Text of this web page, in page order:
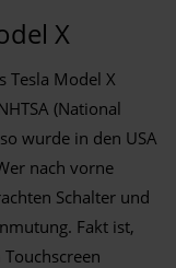
X
Tesla Model X
(National
wurde in den USA
nach vorne
Schalter und
Fakt ist,